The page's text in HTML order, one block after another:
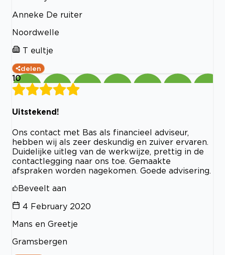
Anneke De ruiter
Noordwelle
T eultje
delen
10
Uitstekend!
Ons contact met Bas als financieel adviseur,
hebben wij als zeer deskundig en zuiver ervaren.
Duidelijke uitleg van de werkwijze, prettig in de
contactlegging naar ons toe. Gemaakte
afspraken worden nagekomen. Goede advisering.
Beveelt aan
4 February 2020
Mans en Greetje
Gramsbergen